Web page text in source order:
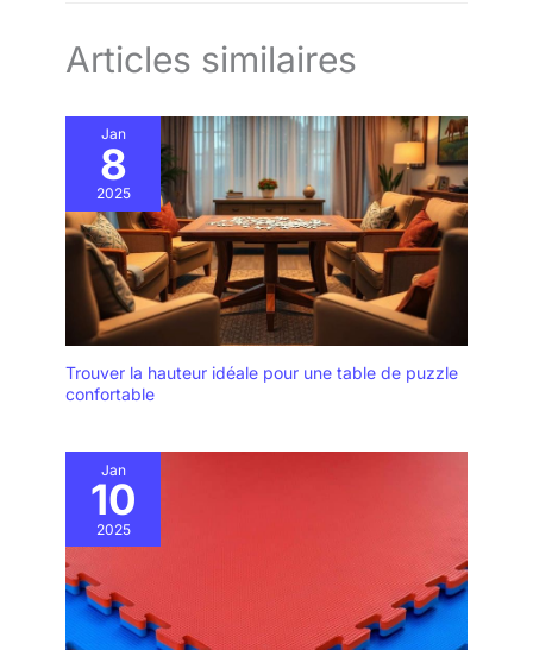
Articles similaires
Jan
8
2025
Trouver la hauteur idéale pour une table de puzzle
confortable
Jan
10
2025